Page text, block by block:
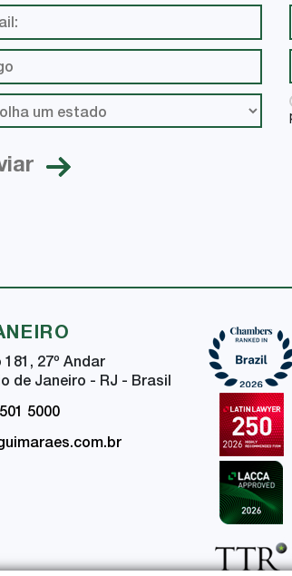
181, 27º Andar
de Janeiro - RJ - Brasil
5000